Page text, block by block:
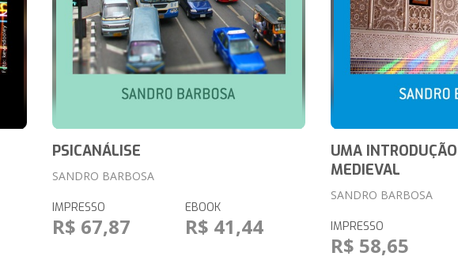
PSICANÁLISE
SANDRO BARBOSA
IMPRESSO
R$ 67,87
EBOOK
R$ 41,44
UMA
MEDIEVAL
SANDRO BARBOSA
IMPRESSO
R$ 58,65